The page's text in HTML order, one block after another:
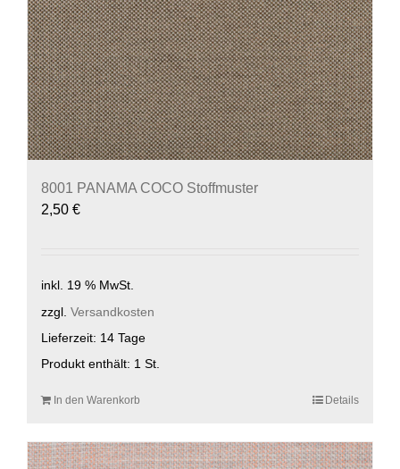
8001 PANAMA COCO Stoffmuster
2,50 €
inkl. 19 % MwSt.
zzgl. Versandkosten
Lieferzeit: 14 Tage
Produkt enthält: 1 St.
In den Warenkorb Details